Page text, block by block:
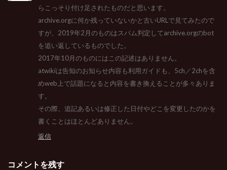
らこっそり付け足されたものだと思います。
archive.orgに何か残っていないかと古いURLで見てみたので
すが、2019年2月のものはスパム判定してarchive.orgのbot
を追い返しているものでした。
2017年10月のものにはこの記述はありません。
atwikiは告知のお知らせ内容も利用ガイドも、5ch／2chを含
めweb上で話題になると内容を書き換えることが多々ありま
す。
その際、追記あるいは修正した日付やどこを変更したのかを
書くことはほとんどありません。
返信
コメントを残す